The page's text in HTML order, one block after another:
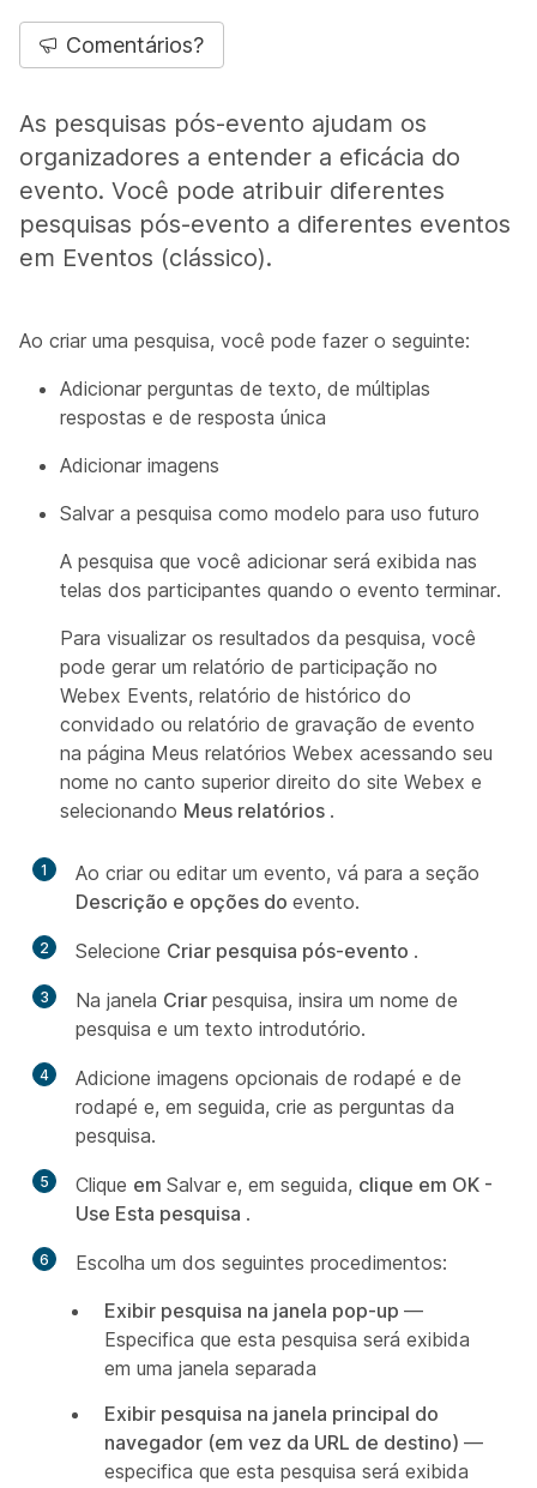
Comentários?
As pesquisas pós-evento ajudam os
organizadores a entender a eficácia do
evento. Você pode atribuir diferentes
pesquisas pós-evento a diferentes eventos
em Eventos (clássico).
Ao criar uma pesquisa, você pode fazer o seguinte:
Adicionar perguntas de texto, de múltiplas
respostas e de resposta única
Adicionar imagens
Salvar a pesquisa como modelo para uso futuro
A pesquisa que você adicionar será exibida nas
telas dos participantes quando o evento terminar.
Para visualizar os resultados da pesquisa, você
pode gerar um relatório de participação no
Webex Events, relatório de histórico do
convidado ou relatório de gravação de evento
na página Meus relatórios Webex acessando seu
nome no canto superior direito do site Webex e
selecionando Meus relatórios .
1
Ao criar ou editar um evento, vá para a seção
Descrição e opções do evento.
2 Selecione Criar pesquisa pós-evento .
3 Na janela Criar pesquisa, insira um nome de
pesquisa e um texto introdutório.
4
Adicione imagens opcionais de rodapé e de
rodapé e, em seguida, crie as perguntas da
pesquisa.
5 Clique em Salvar e, em seguida, clique em OK -
Use Esta pesquisa .
6
Escolha um dos seguintes procedimentos:
Exibir pesquisa na janela pop-up —
Especifica que esta pesquisa será exibida
em uma janela separada
Exibir pesquisa na janela principal do
navegador (em vez da URL de destino) —
especifica que esta pesquisa será exibida